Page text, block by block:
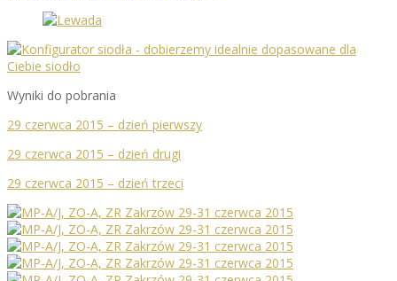
Wyniki do pobrania
29 czerwca 2015 – dzień pierwszy
29 czerwca 2015 – dzień drugi
29 czerwca 2015 – dzień trzeci